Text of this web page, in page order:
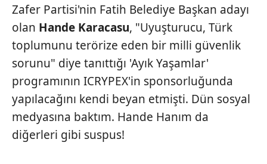
Zafer Partisi'nin Fatih Belediye Başkan adayı
olan Hande Karacasu, "Uyuşturucu, Türk
toplumunu terörize eden bir milli güvenlik
sorunu" diye tanıttığı 'Ayık Yaşamlar'
programının ICRYPEX'in sponsorluğunda
yapılacağını kendi beyan etmişti. Dün sosyal
medyasına baktım. Hande Hanım da
diğerleri gibi suspus!